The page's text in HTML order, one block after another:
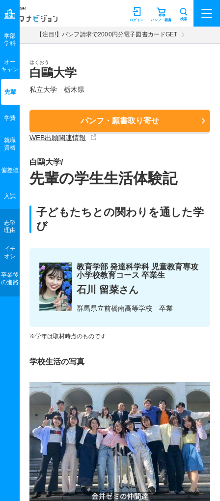
マナビジョン パンフ・願書
ログイン 検索
【注目!】パンフ請求で2000円分電子図書カードGET
はくおう
白鷗大学
私立大学 栃木県
パンフ・願書取り寄せ
WEB出願関連情報
学部
学科
オー
キャン
先輩
学費
就職
資格
偏差値
入試
志望
理由
イチ
オシ
卒業後
の進路
白鷗大学/
先輩の学生生活体験記
子どもたちとの関わりを通した学
び
教育学部 発達科学科 児童教育専攻
小学校教育コース 卒業生
石川 留菜さん
群馬県立前橋南高等学校 卒業
※学年は取材時点のものです
学校生活の写真